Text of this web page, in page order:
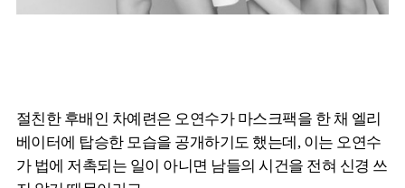
절친한 후배인 차예련은 오연수가 마스크팩을 한 채 엘리
베이터에 탑승한 모습을 공개하기도 했는데, 이는 오연수
가 법에 저촉되는 일이 아니면 남들의 시건을 전혀 신경 쓰